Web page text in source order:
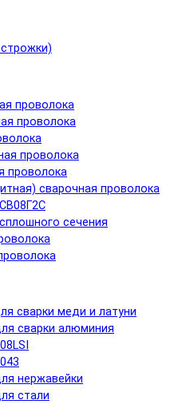
проволока
проволока
проволока
проволока
сварочная проволока
сечения
сварки меди и латуни
сварки алюминия
нержавейки
стали